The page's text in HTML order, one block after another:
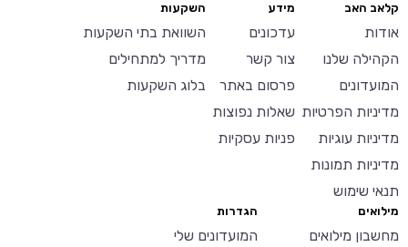
קלאב האב
אודות
הקהילה שלנו
המועדונים
מדיניות הפרטיות
מדיניות עוגיות
מדיניות תמונות
תנאי שימוש
מידע
עדכונים
צור קשר
פרסום באתר
שאלות נפוצות
פניות עסקיות
השקעות
השוואת בתי השקעות
מדריך למתחילים
בלוג השקעות
מילואים
מחשבון מילואים
הגדרות
המועדונים שלי